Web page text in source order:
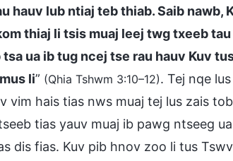
hauv lub ntiaj teb thiab. Saib nawb,
thiaj li tsis muaj leej twg txeeb
ua ib tug ncej tse rau hauv Kuv
li” (Qhia Tshwm 3:10–12). Tej nqe
vim hais tias nws muaj tej lus zais
tias yauv muaj ib pawg ntseeg
dis fias. Kuv pib hnov zoo li tus